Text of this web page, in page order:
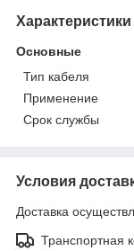
Характеристики
Основные
Тип кабеля
Применение
Срок службы
Условия
Доставка
Транспортная